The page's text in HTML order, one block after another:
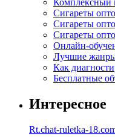
Комплексный
Сигареты
Сигареты
Сигареты
Онлайн-
Лучшие жанры
Как
Бесплатные
Интересное
Rt.chat-ruletka-